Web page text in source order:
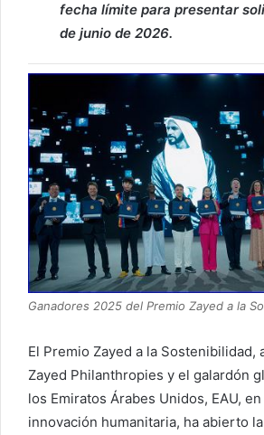
fecha límite para presentar
de junio de 2026.
Ganadores 2025 del Premio Zayed a la
El Premio Zayed a la Sostenibilidad,
Zayed Philanthropies y el galardón
los Emiratos Árabes Unidos, EAU,
innovación humanitaria, ha abierto